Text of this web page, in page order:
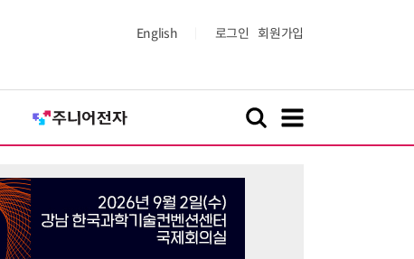
English 로그인 회원가입